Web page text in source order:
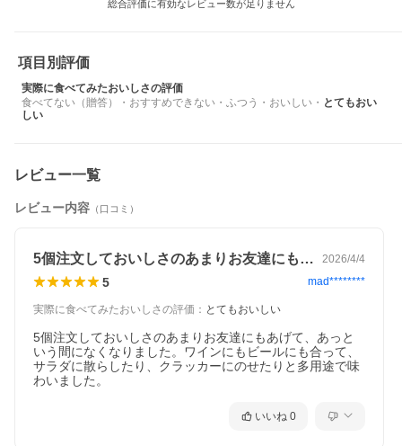
ごろっとしたチーズの食感と、ほんのり香るレモンの風味が白
総合評価に有効なレビュー数が足りません
項目別評価
実際に食べてみたおいしさの評価
食べてない（贈答）
・ おすすめできない ・ ふつう ・ おいしい ・ とてもおい
しい
レビュー一覧
レビュー内容 （口コミ）
5個注文しておいしさのあまりお友達にも… 2026/4/4
5 mad********
実際に食べてみたおいしさの評価 ： とてもおいしい
5個注文しておいしさのあまりお友達にもあげて、あっと
いう間になくなりました。ワインにもビールにも合って、
サラダに散らしたり、クラッカーにのせたりと多用途で味
わいました。
いいね 0